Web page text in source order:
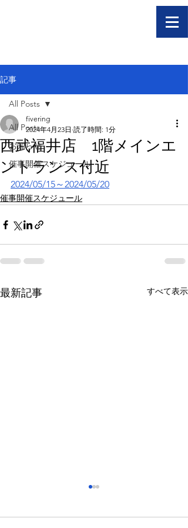
記事
All Posts
お知らせ
催事開催スケジュール
All Posts
西武福井店 1階メインエ
ントランス付近
fivering
2024年4月23日 読了時間: 1分
2024/05/15～2024/05/20
催事開催スケジュール
最新記事 すべて表示